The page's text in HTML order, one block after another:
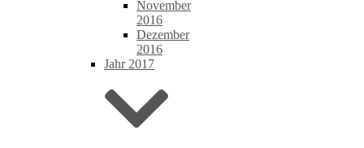
November
2016
Dezember
2016
Jahr 2017